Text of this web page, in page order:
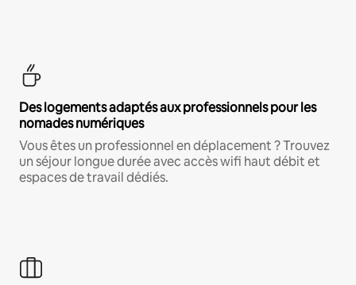
Des logements adaptés aux professionnels pour les
nomades numériques
Vous êtes un professionnel en déplacement ? Trouvez
un séjour longue durée avec accès wifi haut débit et
espaces de travail dédiés.